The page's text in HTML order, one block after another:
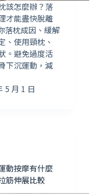
該怎麼辦？落
才能盡快脫離
落枕成因、緩解
、使用頸枕、
。避免過度活
下沉運動，減
5 月 1 日
動按摩有什麼
筋伸展比較